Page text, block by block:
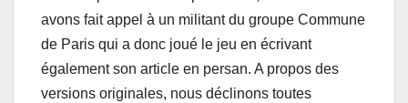
avons fait appel à un militant du groupe Commune
de Paris qui a donc joué le jeu en écrivant
également son article en persan. A propos des
versions originales, nous déclinons toutes